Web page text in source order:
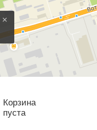
×
Корзина
пуста